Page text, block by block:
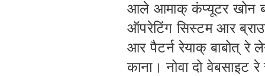
आले आमाक् कंप्यूटर खोन
ऑपरेटिंग सिस्टम आर
आर पैटर्न रेयाक् बाबोत् रे
काना। नोवा दो वेबसाइट